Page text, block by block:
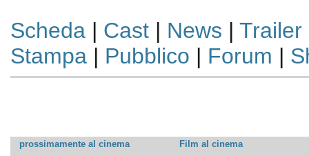
Scheda| Cast| News | Trailer
Stampa| Pubblico | Forum |
prossimamente al cinema
Film al cinema